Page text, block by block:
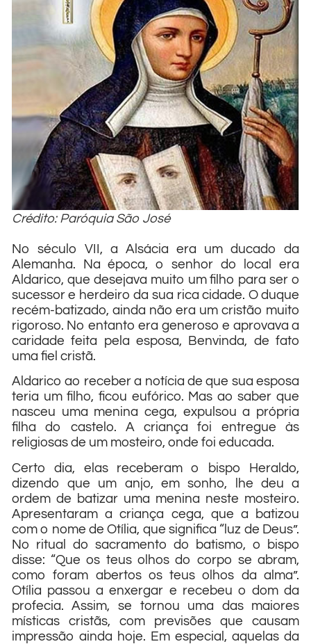
Crédito: Paróquia São José
No século VII, a Alsácia era um ducado da
Alemanha. Na época, o senhor do local era
Aldarico, que desejava muito um filho para ser o
sucessor e herdeiro da sua rica cidade. O duque
recém-batizado, ainda não era um cristão muito
rigoroso. No entanto era generoso e aprovava a
caridade feita pela esposa, Benvinda, de fato
uma fiel cristã.
Aldarico ao receber a notícia de que sua esposa
teria um filho, ficou eufórico. Mas ao saber que
nasceu uma menina cega, expulsou a própria
filha do castelo. A criança foi entregue às
religiosas de um mosteiro, onde foi educada.
Certo dia, elas receberam o bispo Heraldo,
dizendo que um anjo, em sonho, lhe deu a
ordem de batizar uma menina neste mosteiro.
Apresentaram a criança cega, que a batizou
com o nome de Otília, que significa “luz de Deus”.
No ritual do sacramento do batismo, o bispo
disse: “Que os teus olhos do corpo se abram,
como foram abertos os teus olhos da alma”.
Otília passou a enxergar e recebeu o dom da
profecia. Assim, se tornou uma das maiores
místicas cristãs, com previsões que causam
impressão ainda hoje. Em especial, aquelas da